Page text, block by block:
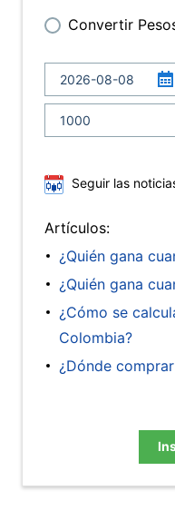
Convertir
Seguir las
Artículos:
¿Quién gana
¿Quién gana
¿Cómo se
Colombia?
¿Dónde